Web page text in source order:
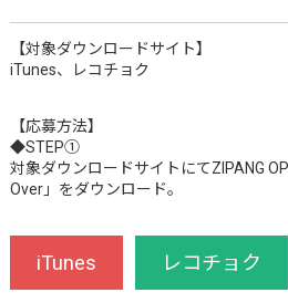
【対象ダウンロードサイト】
iTunes、レコチョク
【応募方法】
◆STEP①
対象ダウンロードサイトにてZIPANG
Over」をダウンロード。
iTunes レコチョク